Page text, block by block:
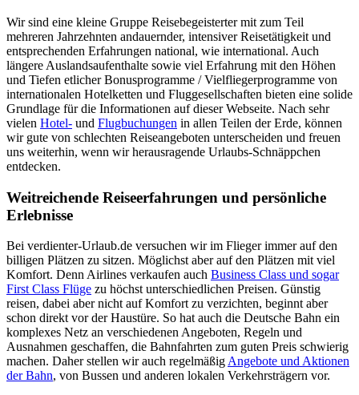
Wir sind eine kleine Gruppe Reisebegeisterter mit zum Teil
mehreren Jahrzehnten andauernder, intensiver Reisetätigkeit und
entsprechenden Erfahrungen national, wie international. Auch
längere Auslandsaufenthalte sowie viel Erfahrung mit den Höhen
und Tiefen etlicher Bonusprogramme / Vielfliegerprogramme von
internationalen Hotelketten und Fluggesellschaften bieten eine solide
Grundlage für die Informationen auf dieser Webseite. Nach sehr
vielen Hotel- und Flugbuchungen in allen Teilen der Erde, können
wir gute von schlechten Reiseangeboten unterscheiden und freuen
uns weiterhin, wenn wir herausragende Urlaubs-Schnäppchen
entdecken.
Weitreichende Reiseerfahrungen und persönliche
Erlebnisse
Bei verdienter-Urlaub.de versuchen wir im Flieger immer auf den
billigen Plätzen zu sitzen. Möglichst aber auf den Plätzen mit viel
Komfort. Denn Airlines verkaufen auch Business Class und sogar
First Class Flüge zu höchst unterschiedlichen Preisen. Günstig
reisen, dabei aber nicht auf Komfort zu verzichten, beginnt aber
schon direkt vor der Haustüre. So hat auch die Deutsche Bahn ein
komplexes Netz an verschiedenen Angeboten, Regeln und
Ausnahmen geschaffen, die Bahnfahrten zum guten Preis schwierig
machen. Daher stellen wir auch regelmäßig Angebote und Aktionen
der Bahn, von Bussen und anderen lokalen Verkehrsträgern vor.